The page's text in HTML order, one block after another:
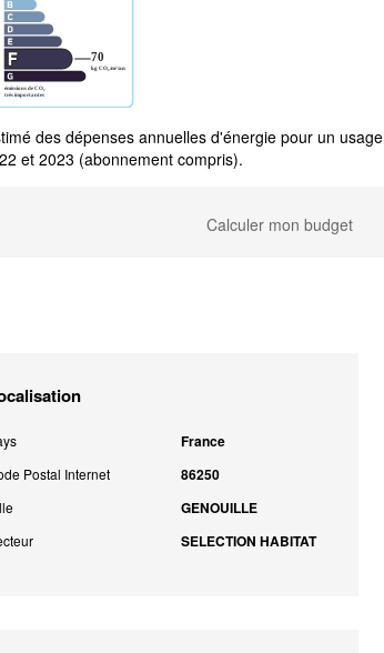
des dépenses annuelles d'énergie pour un usage
et 2023 (abonnement compris).
Calculer mon budget
France
Postal Internet 86250
GENOUILLE
SELECTION HABITAT